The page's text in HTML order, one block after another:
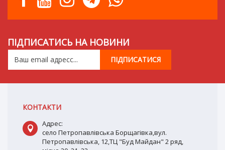
ПІДПИСАТИСЬ НА НОВИНИ
КОНТАКТИ
Адрес:
село Петропавлівська Борщагівка,вул.
Петропавлівська, 12,ТЦ "Буд Майдан" 2 ряд,